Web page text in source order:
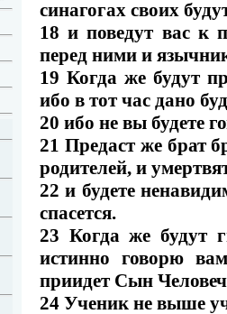
синагогах своих
18 и поведут вас к
перед ними и
19 Когда же будут
ибо в тот час дано
20 ибо не вы будете
21 Предаст же брат
родителей, и
22 и будете
спасется.
23 Когда же будут
истинно говорю
приидет Сын
24 Ученик не выше